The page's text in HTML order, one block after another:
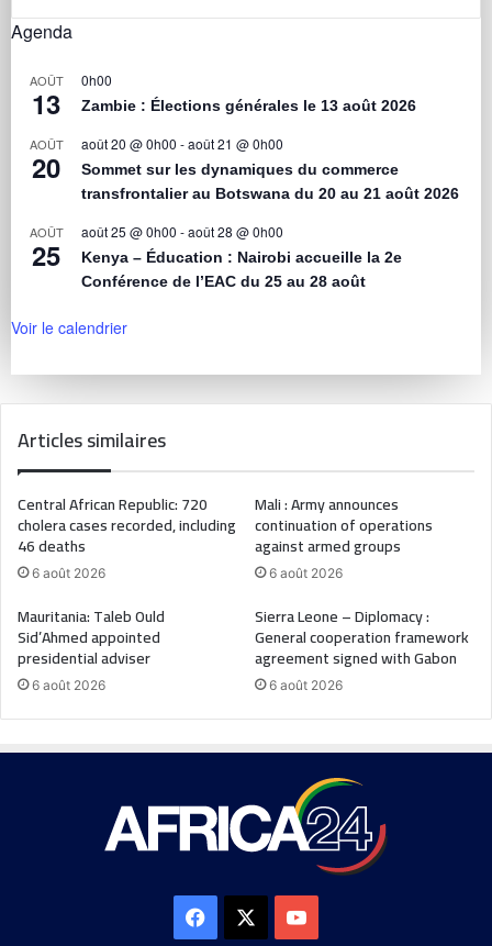
Agenda
AOÛT
13
0h00
Zambie : Élections générales le 13 août 2026
AOÛT
20
août 20 @ 0h00 -août 21 @ 0h00
Sommet sur les dynamiques du commerce
transfrontalier au Botswana du 20 au 21 août 2026
AOÛT
25
août 25 @ 0h00 -août 28 @ 0h00
Kenya – Éducation : Nairobi accueille la 2e
Conférence de l’EAC du 25 au 28 août
Voir le calendrier
Articles similaires
Central African Republic: 720
cholera cases recorded, including
46 deaths
6 août 2026
Mali : Army announces
continuation of operations
against armed groups
6 août 2026
Mauritania: Taleb Ould
Sid’Ahmed appointed
presidential adviser
6 août 2026
Sierra Leone – Diplomacy :
General cooperation framework
agreement signed with Gabon
6 août 2026